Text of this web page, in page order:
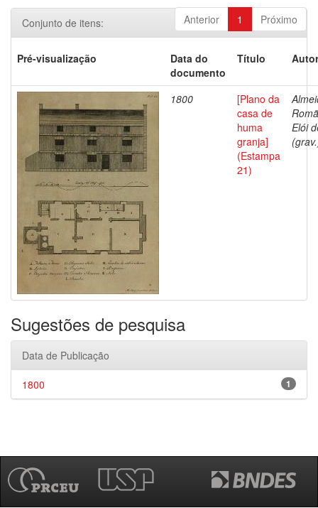
Anterior 1 Próximo
Conjunto de itens:
Pré-visualização
Data do
documento
Título
1800
[Plano da
casa de
huma
granja]
(Estampa
21)
Elói
Sugestões de pesquisa
Data de Publicação
1
1800